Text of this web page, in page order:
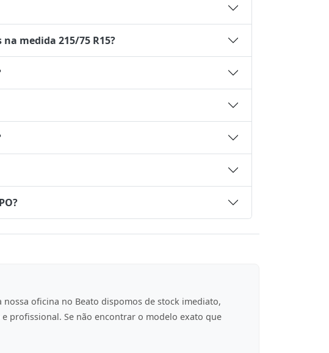
medida 215/75 R15?
nossa oficina no Beato dispomos de stock imediato,
profissional. Se não encontrar o modelo exato que